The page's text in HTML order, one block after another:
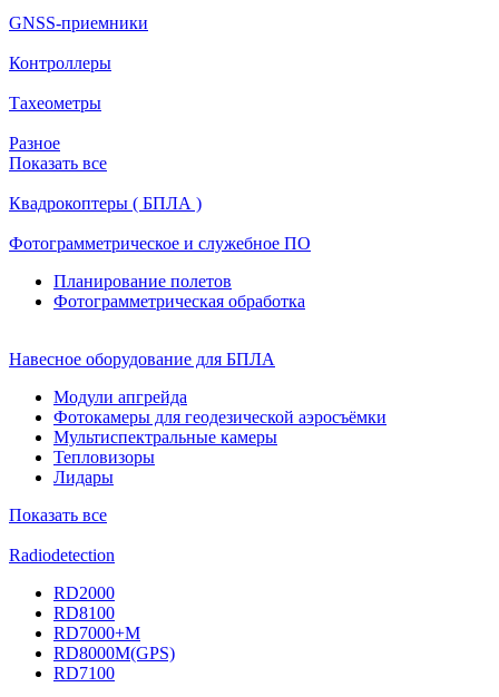
GNSS-приемники
Контроллеры
Тахеометры
Разное
Показать все
Квадрокоптеры ( БПЛА )
Фотограмметрическое и служебное ПО
Планирование полетов
Фотограмметрическая обработка
Навесное оборудование для БПЛА
Модули апгрейда
Фотокамеры для геодезической аэросъёмки
Мультиспектральные камеры
Тепловизоры
Лидары
Показать все
Radiodetection
RD2000
RD8100
RD7000+M
RD8000M(GPS)
RD7100